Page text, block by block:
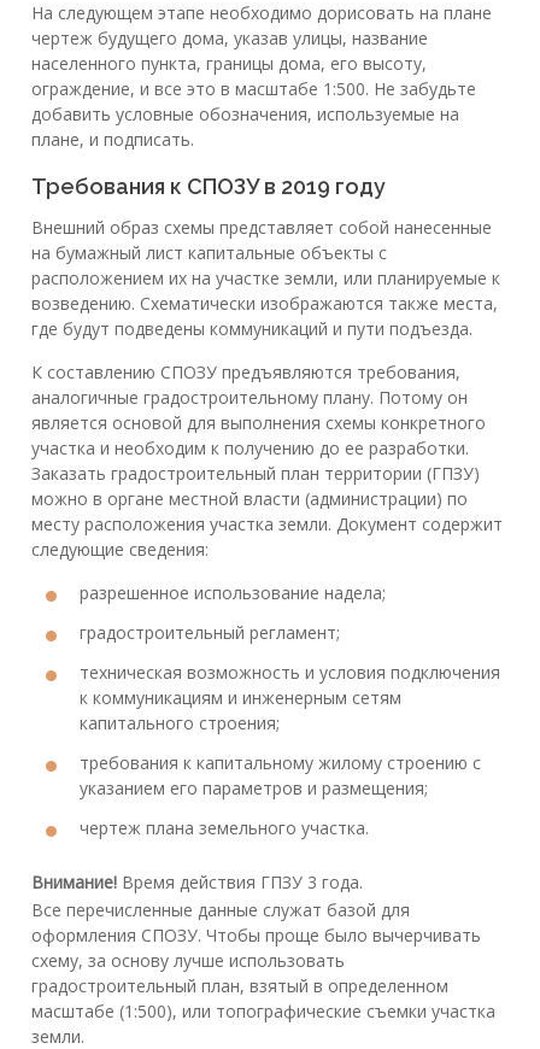
На следующем этапе необходимо дорисовать на плане
чертеж будущего дома, указав улицы, название
населенного пункта, границы дома, его высоту,
ограждение, и все это в масштабе 1:500. Не забудьте
добавить условные обозначения, используемые на
плане, и подписать.
Требования к СПОЗУ в 2019 году
Внешний образ схемы представляет собой нанесенные
на бумажный лист капитальные объекты с
расположением их на участке земли, или планируемые к
возведению. Схематически изображаются также места,
где будут подведены коммуникаций и пути подъезда.
К составлению СПОЗУ предъявляются требования,
аналогичные градостроительному плану. Потому он
является основой для выполнения схемы конкретного
участка и необходим к получению до ее разработки.
Заказать градостроительный план территории (ГПЗУ)
можно в органе местной власти (администрации) по
месту расположения участка земли. Документ содержит
следующие сведения:
разрешенное использование надела;
градостроительный регламент;
техническая возможность и условия подключения
к коммуникациям и инженерным сетям
капитального строения;
требования к капитальному жилому строению с
указанием его параметров и размещения;
чертеж плана земельного участка.
Внимание! Время действия ГПЗУ 3 года.
Все перечисленные данные служат базой для
оформления СПОЗУ. Чтобы проще было вычерчивать
схему, за основу лучше использовать
градостроительный план, взятый в определенном
масштабе (1:500), или топографические съемки участка
земли.